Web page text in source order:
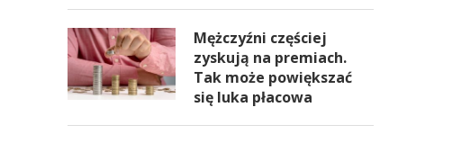
Mężczyźni częściej
zyskują na premiach.
Tak może powiększać
się luka płacowa